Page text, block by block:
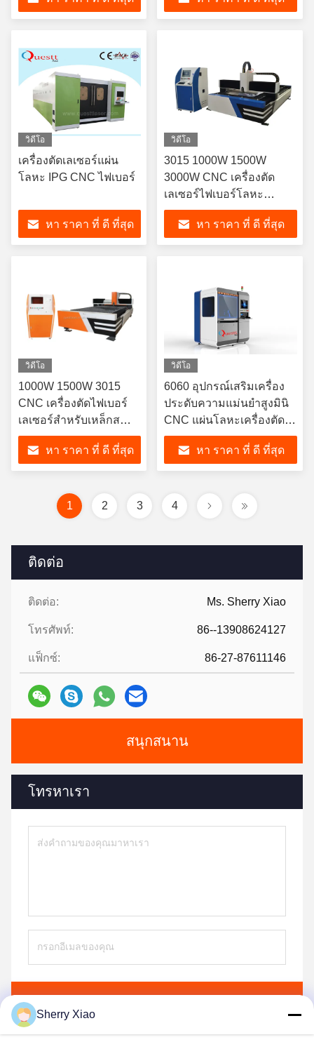
ติดต่อ
ติดต่อ: Ms. Sherry Xiao
โทรศัพท์: 86--13908624127
แฟ็กซ์: 86-27-87611146
สนุกสนาน
โทรหาเรา
วิดีโอ
เครื่องตัดเลเซอร์แผ่น
โลหะ IPG CNC ไฟเบอร์
หา ราคา ที่ ดี ที่สุด
วิดีโอ
3015 1000W 1500W
3000W CNC เครื่องตัด
เลเซอร์ไฟเบอร์โลหะ
สำหรับสแตนเลส
หา ราคา ที่ ดี ที่สุด
วิดีโอ
1000W 1500W 3015
CNC เครื่องตัดไฟเบอร์
เลเซอร์สำหรับเหล็กส
แตนเลสทองแดงอลูมิ
เนียม หา ราคา ที่ ดี ที่สุด
วิดีโอ
6060 อุปกรณ์เสริมเครื่อง
ประดับความแม่นยำสูงมินิ
CNC แผ่นโลหะเครื่องตัด
ไฟเบอร์เลเซอร์
หา ราคา ที่ ดี ที่สุด
1 2 3 4
Sherry Xiao